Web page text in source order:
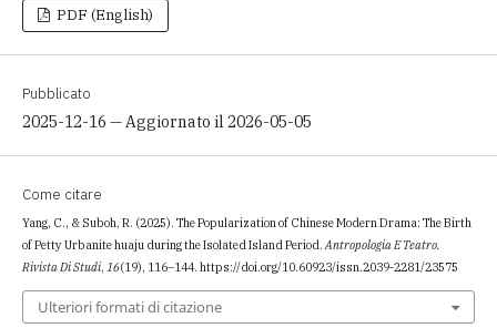
PDF (English)
Pubblicato
2025-12-16 — Aggiornato il 2026-05-05
Come citare
Yang, C., & Suboh, R. (2025). The Popularization of Chinese Modern Drama: The Birth
of Petty Urbanite huaju during the Isolated Island Period.Antropologia E Teatro.
Rivista Di Studi, 16(19), 116–144. https://doi.org/10.60923/issn.2039-2281/23575
Ulteriori formati di citazione